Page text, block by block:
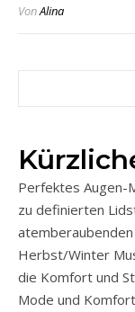
VonAlina
Perfektes Augen-
zu definierten
Herbst/Winter
die Komfort und
Mode und